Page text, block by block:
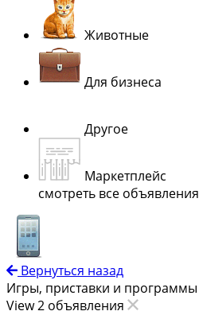
Животные
Для бизнеса
Другое
Маркетплейс
смотреть все объявления
Вернуться назад
Игры, приставки и программы
View 2 объявления